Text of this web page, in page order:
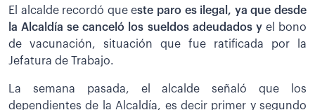
El alcalde recordó que este paro es ilegal, ya que desde
la Alcaldía se canceló los sueldos adeudados yel bono
de vacunación, situación que fue ratificada por la
Jefatura de Trabajo.
La semana pasada, el alcalde señaló que los
dependientes de la Alcaldía, es decir primer y segundo